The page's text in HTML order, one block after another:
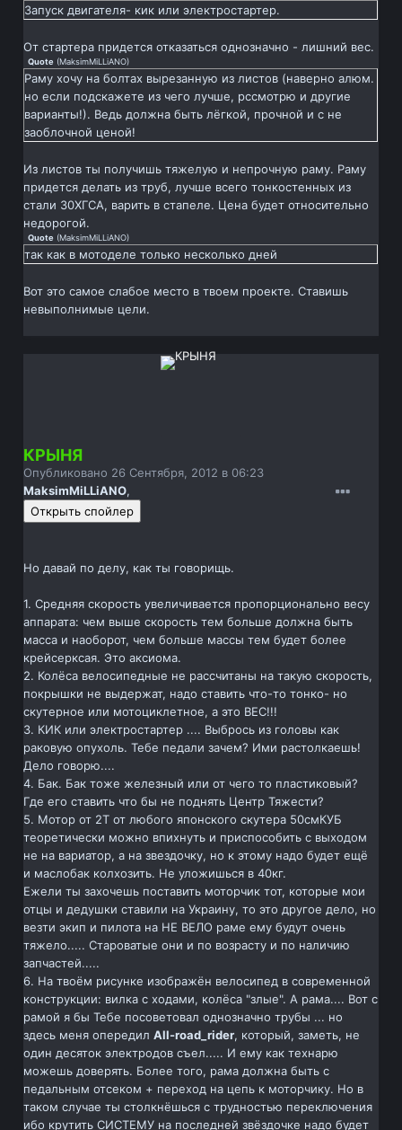
Запуск двигателя- кик или электростартер.
От стартера придется отказаться однозначно - лишний вес.
Quote (MaksimMiLLiANO)
Раму хочу на болтах вырезанную из листов (наверно алюм.
но если подскажете из чего лучше, рссмотрю и другие
варианты!). Ведь должна быть лёгкой, прочной и с не
заоблочной ценой!
Из листов ты получишь тяжелую и непрочную раму. Раму
придется делать из труб, лучше всего тонкостенных из
стали 30ХГСА, варить в стапеле. Цена будет относительно
недорогой.
Quote (MaksimMiLLiANO)
так как в мотоделе только несколько дней
Вот это самое слабое место в твоем проекте. Ставишь
невыполнимые цели.
КРЫНЯ
Опубликовано 26 Сентября, 2012 в 06:23
MaksimMiLLiANO,
Но давай по делу, как ты говорищь.
1. Средняя скорость увеличивается пропорционально весу
аппарата: чем выше скорость тем больше должна быть
масса и наоборот, чем больше массы тем будет более
крейсерксая. Это аксиома.
2. Колёса велосипедные не рассчитаны на такую скорость,
покрышки не выдержат, надо ставить что-то тонко- но
скутерное или мотоциклетное, а это ВЕС!!!
3. КИК или электростартер .... Выбрось из головы как
раковую опухоль. Тебе педали зачем? Ими растолкаешь!
Дело говорю....
4. Бак. Бак тоже железный или от чего то пластиковый?
Где его ставить что бы не поднять Центр Тяжести?
5. Мотор от 2Т от любого японского скутера 50смКУБ
теоретически можно впихнуть и приспособить с выходом
не на вариатор, а на звездочку, но к этому надо будет ещё
и маслобак колхозить. Не уложишься в 40кг.
Ежели ты захочешь поставить моторчик тот, которые мои
отцы и дедушки ставили на Украину, то это другое дело, но
везти экип и пилота на НЕ ВЕЛО раме ему будут очень
тяжело..... Староватые они и по возрасту и по наличию
запчастей.....
6. На твоём рисунке изображён велосипед в современной
конструкции: вилка с ходами, колёса "злые". А рама.... Вот с
рамой я бы Тебе посоветовал однозначно трубы ... но
здесь меня опередилAll-road_rider, который, заметь, не
один десяток электродов съел..... И ему как технарю
можешь доверять. Более того, рама должна быть с
педальным отсеком + переход на цепь к моторчику. Но в
таком случае ты столкнёшься с трудностью переключения
ибо крутить СИСТЕМУ на последней звёздочке надо будет